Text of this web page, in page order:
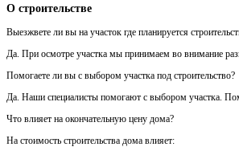
О строительстве
Выезжвете ли вы на участок где планируется
Да. При осмотре участка мы принимаем во внимание
Помогаете ли вы с выбором участка под строительство?
Да. Наши специалисты помогают с выбором участка.
Что влияет на окончательную цену дома?
На стоимость строительства дома влияет: